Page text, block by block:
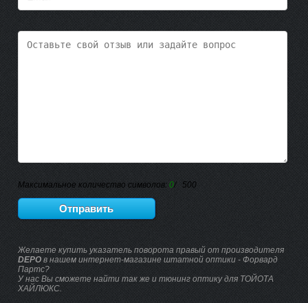
Максимальное количество символов: 0/ 500
Желаете купить указатель поворота правый от производителя
DEPOв нашем интернет-магазине штатной оптики - Форвард
Партс?
У нас Вы сможете найти так же и тюнинг оптику для ТОЙОТА
ХАЙЛЮКС.